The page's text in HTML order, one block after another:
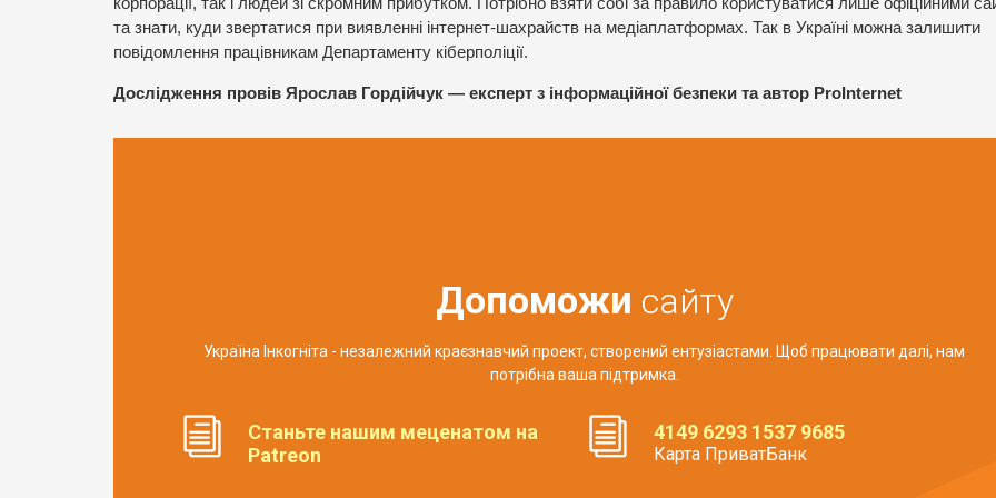
та знати, куди звертатися при виявленні інтернет-шахрайств на медіаплатформах. Так в Україні можна залишити
повідомлення працівникам Департаменту кіберполіції.
Дослідження провів Ярослав Гордійчук — експерт з інформаційної безпеки та автор ProInternet
Допоможи сайту
Україна Інкогніта - незалежний краєзнавчий проект, створений ентузіастами. Щоб працювати далі, нам
потрібна ваша підтримка.
Станьте нашим меценатом на
Patreon
4149 6293 1537 9685
Карта ПриватБанк